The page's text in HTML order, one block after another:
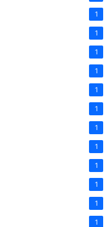
1
1
1
1
1
1
1
1
1
1
1
1